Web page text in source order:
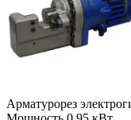
Арматурорез